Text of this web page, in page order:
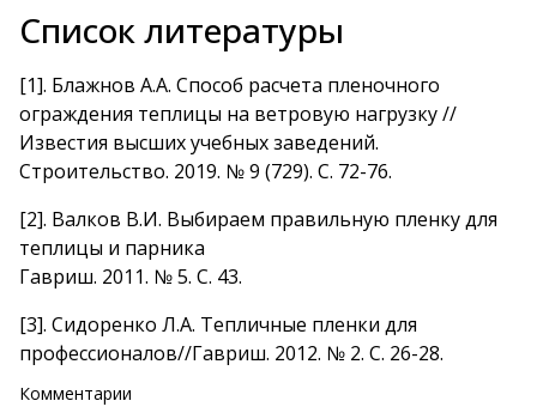
Список литературы
[1]. Блажнов А.А. Способ расчета пленочного
ограждения теплицы на ветровую нагрузку //
Известия высших учебных заведений.
Строительство. 2019. № 9 (729). С. 72-76.
[2]. Валков В.И. Выбираем правильную пленку для
теплицы и парника
Гавриш. 2011. № 5. С. 43.
[3]. Сидоренко Л.А. Тепличные пленки для
профессионалов//Гавриш. 2012. № 2. С. 26-28.
Комментарии